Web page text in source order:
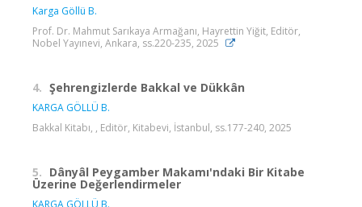
Karga Göllü B.
Prof. Dr. Mahmut Sarıkaya Armağanı, Hayrettin Yiğit, Editör,
Nobel Yayınevi, Ankara, ss.220-235, 2025
4. Şehrengizlerde Bakkal ve Dükkân
KARGA GÖLLÜ B.
Bakkal Kitabı, , Editör, Kitabevi, İstanbul, ss.177-240, 2025
5. Dânyâl Peygamber Makamı'ndaki Bir Kitabe
Üzerine Değerlendirmeler